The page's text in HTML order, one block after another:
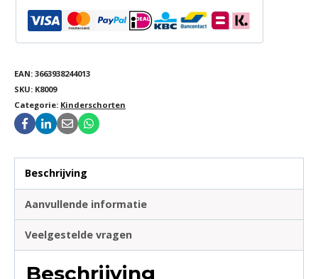
EAN: 3663938244013
SKU: K8009
Categorie: Kinderschorten
Beschrijving
Aanvullende informatie
Veelgestelde vragen
Beschrijving